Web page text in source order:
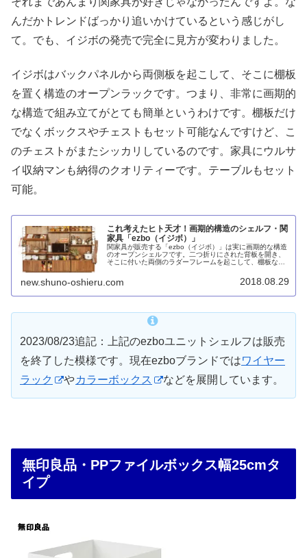
んだかトレンドばっかり追いかけているという感じがし
て。でも、イジボの発売で完全に見方が変わりました。
イジボはバックパネルから両側板を起こして、そこに棚板
を置く構造のオープンラックです。つまり、非常に画期的
な構造で組み立てがとても簡単というわけです。棚板だけ
でなくボックスやチェストもセット可能なんですけど、こ
のチェストがまたシッカリしているのです。家具にウルサ
イ収納マンも納得のクオリティーです。テーブルもセット
可能。
これ考えたヒト天才！画期的構造のシェルフ・関
家具「ezbo（イジボ）」
関家具が販売する「ezbo（イジボ）」は実に画期的な構造
のオープンシェルフです。二つ折りにされた背板を開き、
そこに付いた両側のラダーフレームを起こして、棚板など
new.shuno-oshieru.com 2018.08.29
2023/08/23追記：上記のezboユニットシェルフは販売
を終了した模様です。現在ezboブランドではワイヤー
ラック
やカラーボックス などを展開しています。
無印良品・PPファイルボックス幅25cmタ
イプ